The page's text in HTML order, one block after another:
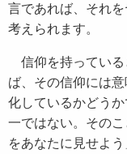
言であれば、それ
考えられます。
信仰を持っている
ば、その信仰には
化しているかどう
一ではない。その
をあなたに見せよ